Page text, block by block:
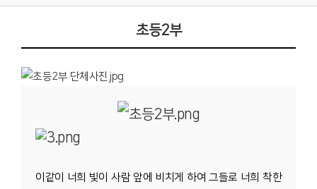
초등2부
이같이 너희 빛이 사람 앞에 비치게 하여 그들로 너희 착한